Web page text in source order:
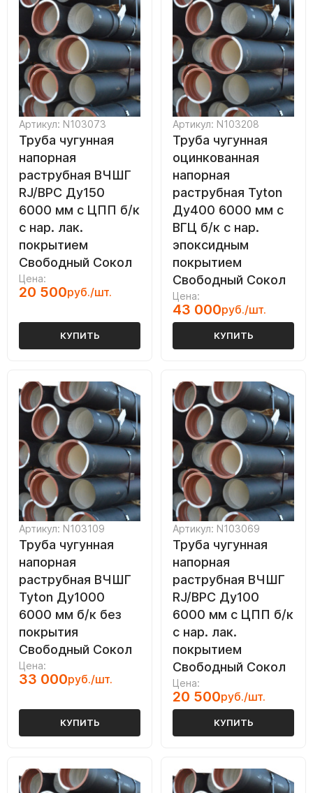
Артикул: N103073
Труба чугунная
напорная
раструбная ВЧШГ
RJ/ВРС Ду150
6000 мм с ЦПП б/к
с нар. лак.
покрытием
Свободный Сокол
Цена:
20 500руб./шт.
КУПИТЬ
Артикул: N103208
Труба чугунная
оцинкованная
напорная
раструбная Tyton
Ду400 6000 мм с
ВГЦ б/к с нар.
эпоксидным
покрытием
Свободный Сокол
Цена:
43 000руб./шт.
КУПИТЬ
Артикул: N103109
Труба чугунная
напорная
раструбная ВЧШГ
Tyton Ду1000
6000 мм б/к без
покрытия
Свободный Сокол
Цена:
33 000руб./шт.
КУПИТЬ
Артикул: N103069
Труба чугунная
напорная
раструбная ВЧШГ
RJ/ВРС Ду100
6000 мм с ЦПП б/к
с нар. лак.
покрытием
Свободный Сокол
Цена:
20 500руб./шт.
КУПИТЬ